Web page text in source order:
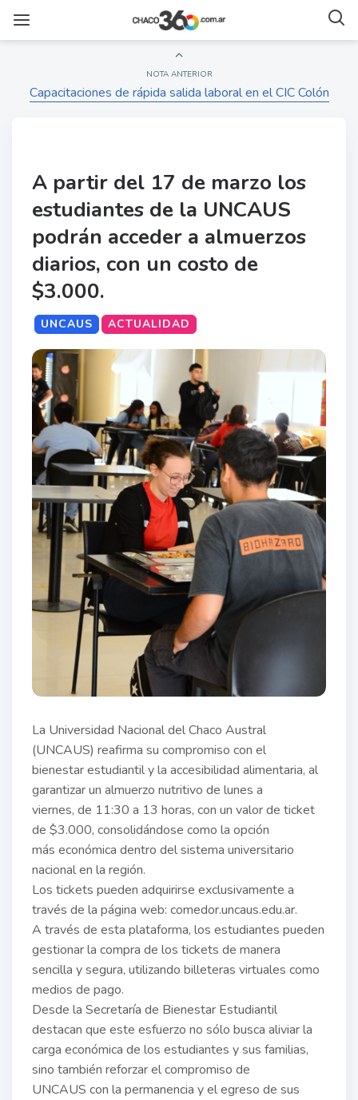
NOTA ANTERIOR
Capacitaciones de rápida salida laboral en el CIC Colón
A partir del 17 de marzo los
estudiantes de la UNCAUS
podrán acceder a almuerzos
diarios, con un costo de
$3.000.
UNCAUS ACTUALIDAD
La Universidad Nacional del Chaco Austral
(UNCAUS) reafirma su compromiso con el
bienestar estudiantil y la accesibilidad alimentaria, al
garantizar un almuerzo nutritivo de lunes a
viernes, de 11:30 a 13 horas, con un valor de ticket
de $3.000, consolidándose como la opción
más económica dentro del sistema universitario
nacional en la región.
Los tickets pueden adquirirse exclusivamente a
través de la página web: comedor.uncaus.edu.ar.
A través de esta plataforma, los estudiantes pueden
gestionar la compra de los tickets de manera
sencilla y segura, utilizando billeteras virtuales como
medios de pago.
Desde la Secretaría de Bienestar Estudiantil
destacan que este esfuerzo no sólo busca aliviar la
carga económica de los estudiantes y sus familias,
sino también reforzar el compromiso de
UNCAUS con la permanencia y el egreso de sus